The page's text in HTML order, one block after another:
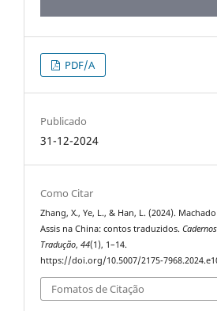
PDF/A
Publicado
31-12-2024
Como Citar
Zhang, X., Ye, L., & Han, L. (2024).
Assis na China: contos traduzidos.
Tradução,44(1), 1–14.
https://doi.org/10.5007/2175-
Fomatos de Citação